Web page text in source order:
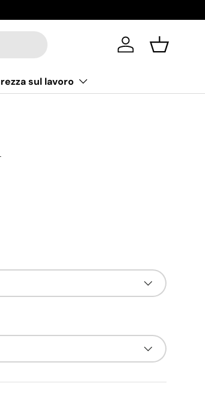
AccediCestino
sul lavoro